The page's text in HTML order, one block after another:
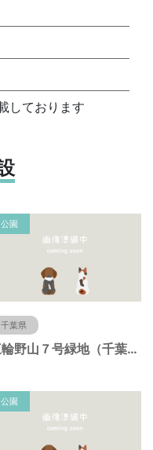
しております
公園
千葉県
三輪野山７号緑地（千葉県流山市）
公園